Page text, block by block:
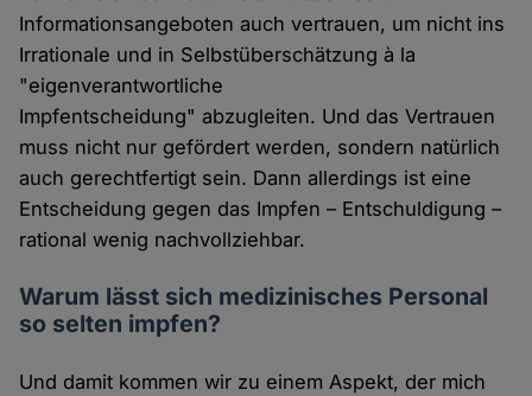
Informationsangeboten auch vertrauen, um nicht ins
Irrationale und in Selbstüberschätzung à la
"eigenverantwortliche
Impfentscheidung" abzugleiten. Und das Vertrauen
muss nicht nur gefördert werden, sondern natürlich
auch gerechtfertigt sein. Dann allerdings ist eine
Entscheidung gegen das Impfen – Entschuldigung –
rational wenig nachvollziehbar.
Warum lässt sich medizinisches Personal
so selten impfen?
Und damit kommen wir zu einem Aspekt, der mich